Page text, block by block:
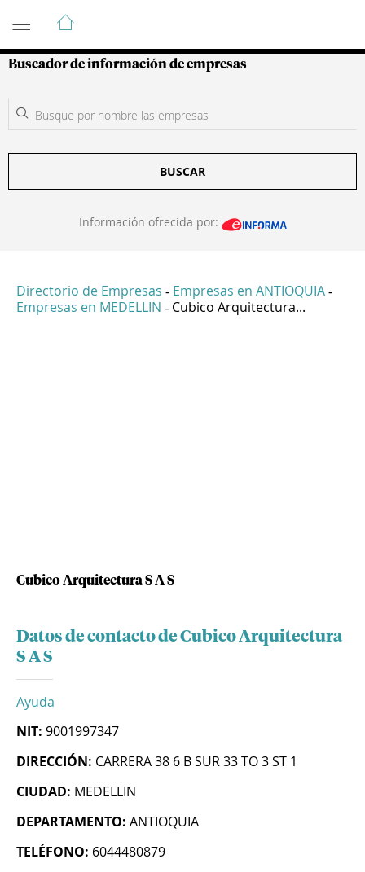
Guía de Empresas Colombianas
Buscador de información de empresas
BUSCAR
Información ofrecida por:
Directorio de Empresas - Empresas en ANTIOQUIA -
Empresas en MEDELLIN - Cubico Arquitectura...
Cubico Arquitectura S A S
Datos de contacto de Cubico Arquitectura
S A S
Ayuda
NIT: 9001997347
DIRECCIÓN: CARRERA 38 6 B SUR 33 TO 3 ST 1
CIUDAD: MEDELLIN
DEPARTAMENTO: ANTIOQUIA
TELÉFONO: 6044480879